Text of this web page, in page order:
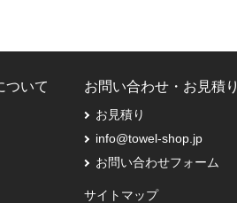
ついて お問い合わせ・お見積り
お見積り
info@towel-shop.jp
お問い合わせフォーム
サイトマップ